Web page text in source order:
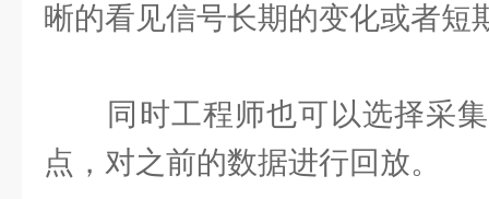
晰的看见信号长期的变化或者短
同时工程师也可以选择采集
点，对之前的数据进行回放。